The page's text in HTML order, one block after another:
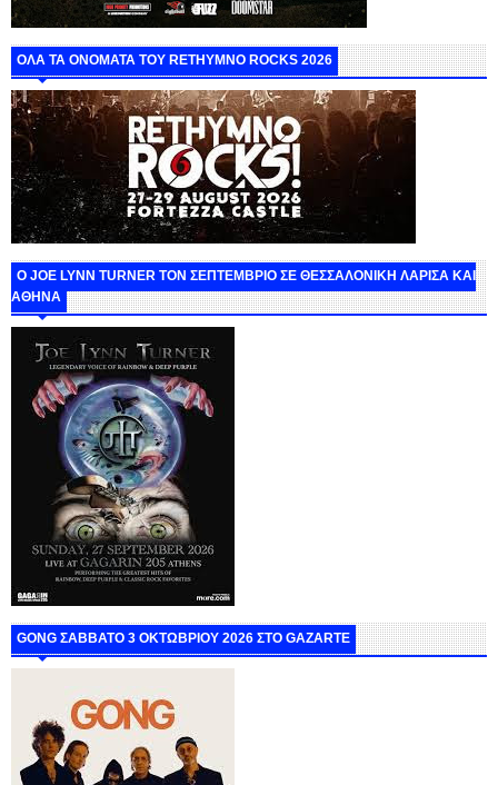
ΟΛΑ ΤΑ ΟΝΟΜΑΤΑ ΤΟΥ RETHYMNO ROCKS 2026
O JOE LYNN TURNER ΤΟΝ ΣΕΠΤΕΜΒΡΙΟ ΣΕ ΘΕΣΣΑΛΟΝΙΚΗ ΛΑΡΙΣΑ ΚΑΙ
ΑΘΗΝΑ
GONG ΣΑΒΒΑΤΟ 3 ΟΚΤΩΒΡΙΟΥ 2026 ΣΤΟ GAZARTE